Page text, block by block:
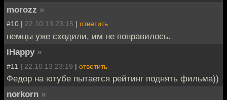
morozz »
#10 | 22.10.13 23:15 | ответить
немцы уже сходили, им не понравилось.
iHappy »
#11 | 22.10.13 23:19 | ответить
Федор на ютубе пытается рейтинг поднять фильма))
norkorn »